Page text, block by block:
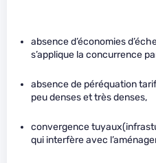
absence d’économies
s’applique la concurrence
absence de péréquation
peu denses et très denses,
convergence
qui interfère avec